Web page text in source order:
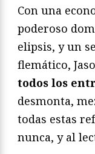
Con una
poderoso
elipsis, y un
flemático,
todos los
desmonta,
todas estas
nunca, y al